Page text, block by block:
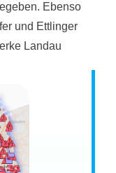
Ebenso
und Ettlinger
Landau